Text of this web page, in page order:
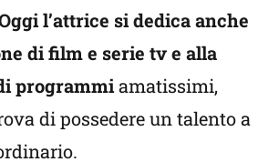
l’attrice si dedica anche
di film e serie tv e alla
programmiamatissimi,
di possedere un talento a